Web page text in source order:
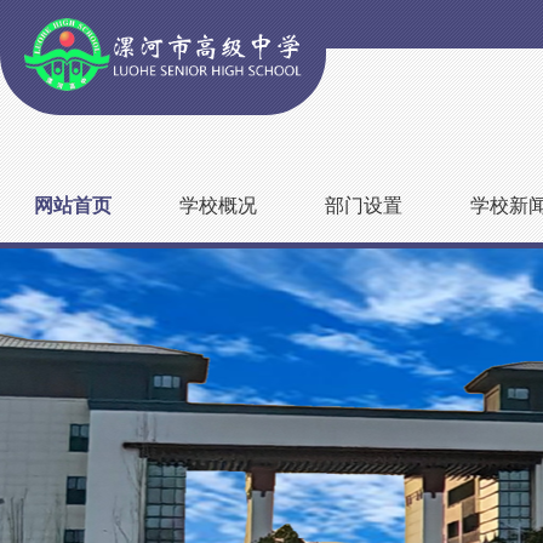
网站首页 学校概况 部门设置 学校新